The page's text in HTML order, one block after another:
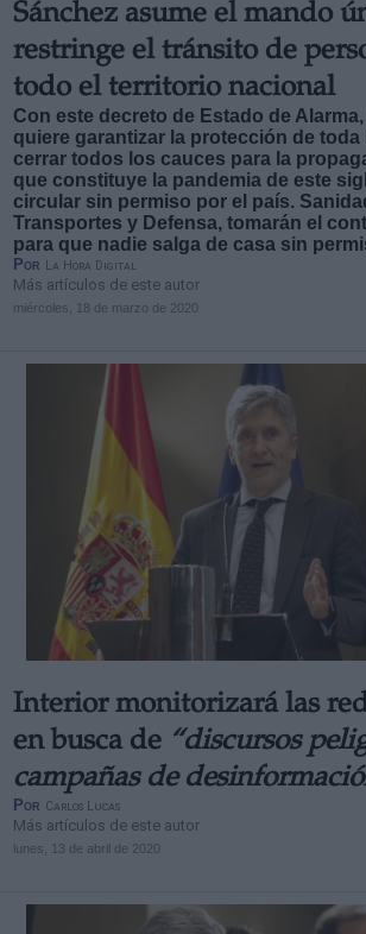
Sánchez asume el mando
restringe el tránsito de
todo el territorio nacional
Con este decreto de Estado de
quiere garantizar la protección de
cerrar todos los cauces para la
que constituye la pandemia de este
circular sin permiso por el país.
Transportes y Defensa, tomarán el
para que nadie salga de casa sin
Por La Hora Digital
Más artículos de este autor
miércoles, 18 de marzo de 2020
Interior monitorizará las
en busca de “discursos
campañas de
Por Carlos Lucas
Más artículos de este autor
lunes, 13 de abril de 2020